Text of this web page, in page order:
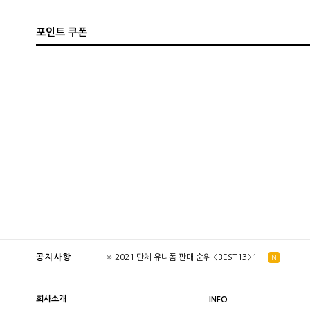
포인트 쿠폰
공지사항 ※ 2021 단체 유니폼 판매 순위 <BEST13>1 … N
더보기
회사소개 INFO